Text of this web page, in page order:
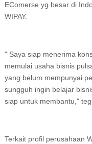
EComerse yg besar di
WIPAY.
" Saya siap menerima
memulai usaha bisnis
yang belum mempunyai
sungguh ingin belajar
siap untuk membantu,"
Terkait profil perusahaan